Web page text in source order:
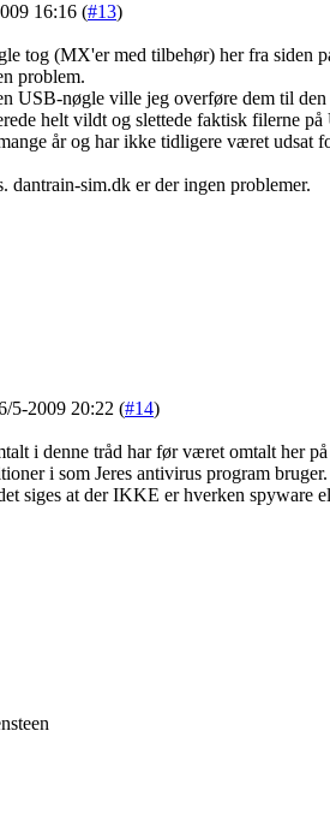
16:16 (#13)
tog (MX'er med tilbehør) her fra siden
problem.
USB-nøgle ville jeg overføre dem til
helt vildt og slettede faktisk filerne
år og har ikke tidligere været udsat
dantrain-sim.dk er der ingen problemer.
5-2009 20:22 (#14)
i denne tråd har før været omtalt her
i som Jeres antivirus program
siges at der IKKE er hverken spyware